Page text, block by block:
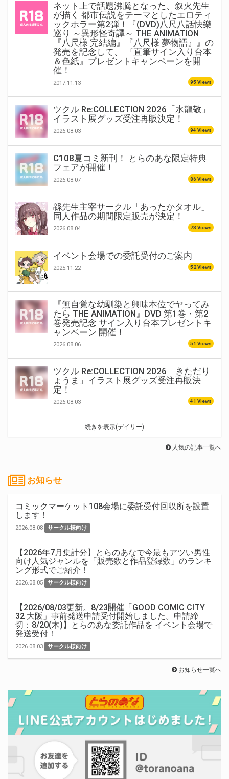
ネット上で話題沸騰となった、叙火先生
が描く 都市伝説をテーマとしたエロティ
ックホラー第2弾！『(DVD)八尺八話快樂
巡り ～異形怪奇譚～ THE ANIMATION
『八尺様 完結編』『八尺様 夢物語』』の
発売を記念して、 『直筆サイン入り台本
＆色紙』プレゼントキャンペーンを開
催！
2017.11.13 95 Views
ツクル Re:COLLECTION 2026「水龍敬」
イラスト展グッズ受注再販決定！
2026.08.03 94 Views
C108夏コミ新刊！ とらのあな限定特典
フェアが開催！
2026.08.07 86 Views
緜先生主宰サークル「あったかタオル」
同人作品の期間限定販売が決定！
2026.08.04 73 Views
イベント会場での委託受付のご案内
2025.11.22 52 Views
『無自覚な幼馴染と興味本位でヤってみ
たら THE ANIMATION』DVD 第1巻・第2
巻発売記念 サイン入り台本プレゼントキ
ャンペーン 開催！
2026.08.06 51 Views
ツクル Re:COLLECTION 2026「きただり
ょうま」イラスト展グッズ受注再販決
定！
2026.08.03 41 Views
続きを表示(デイリー)
人気の記事一覧へ
お知らせ
コミックマーケット108会場に委託受付回収所を設置
します！
2026.08.08 サークル様向け
【2026年7月集計分】とらのあなで今最もアツい男性
向け人気ジャンルを「販売数と作品登録数」のランキ
ング形式でご紹介！
2026.08.05 サークル様向け
【2026/08/03更新。8/23開催「GOOD COMIC CITY
32 大阪」事前発送申請受付開始しました。申請締
切：8/20(木)】とらのあな委託作品を イベント会場で
発送受付！
2026.08.03 サークル様向け
お知らせ一覧へ